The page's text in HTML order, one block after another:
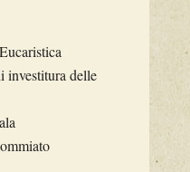
delle